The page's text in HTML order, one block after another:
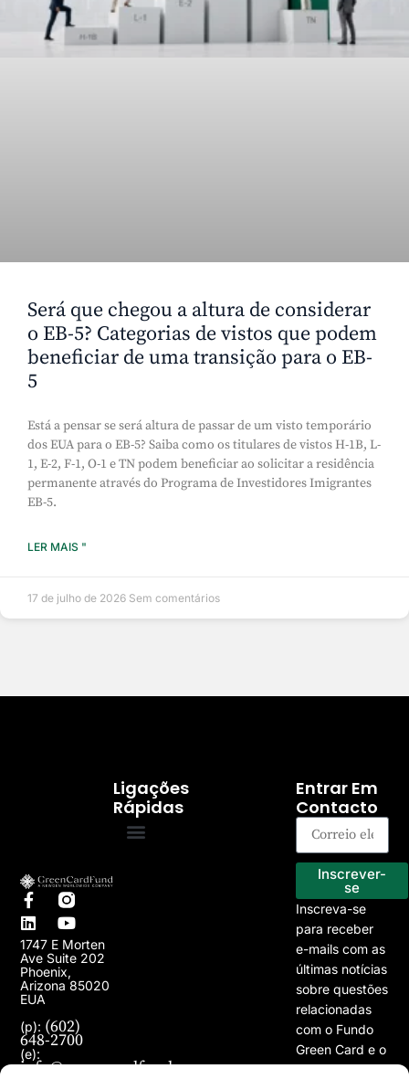
Será que chegou a altura de considerar
o EB-5? Categorias de vistos que podem
beneficiar de uma transição para o EB-
5
Está a pensar se será altura de passar de um visto temporário
dos EUA para o EB-5? Saiba como os titulares de vistos H-1B, L-
1, E-2, F-1, O-1 e TN podem beneficiar ao solicitar a residência
permanente através do Programa de Investidores Imigrantes
EB-5.
LER MAIS "
17 de julho de 2026 Sem comentários
1747 E Morten
Ave Suite 202
Phoenix,
Arizona 85020
EUA
(p): (602)
648-2700
(e):
info@greencardfund.com
Ligações
Rápidas
Entrar Em
Contacto
Inscrever-
se
Inscreva-se
para receber
e-mails com as
últimas notícias
sobre questões
relacionadas
com o Fundo
Green Card e o
Programa de